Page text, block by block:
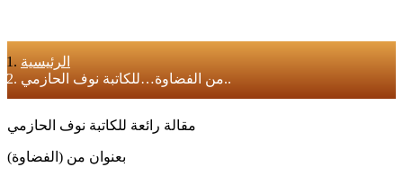
الرئيسية
من الفضاوة…للكاتبة نوف الحازمي..
مقالة رائعة للكاتبة نوف الحازمي
بعنوان من (الفضاوة)